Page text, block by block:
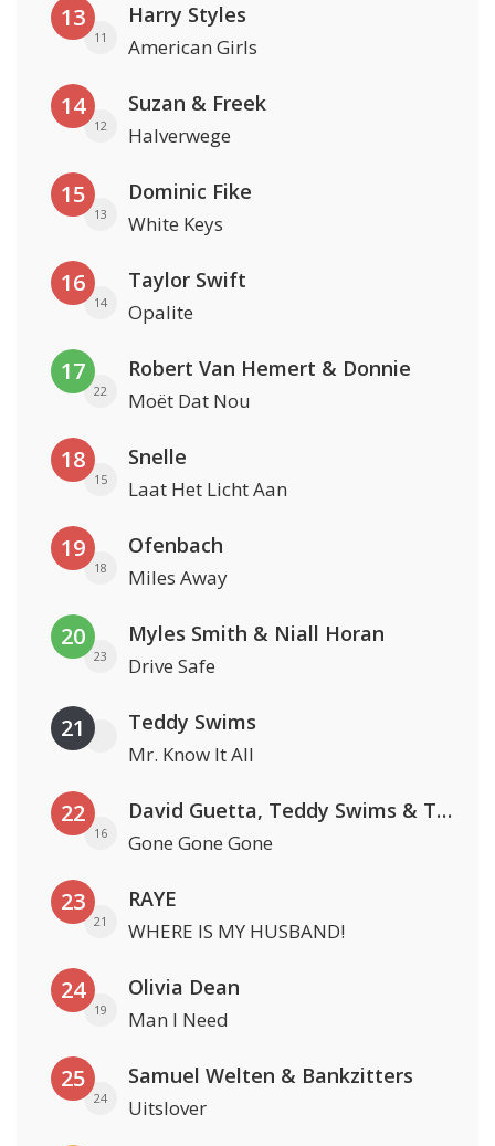
13
11
Harry Styles
American Girls
14
12
Suzan & Freek
Halverwege
15
13
Dominic Fike
White Keys
16
14
Taylor Swift
Opalite
17
22
Robert Van Hemert & Donnie
Moët Dat Nou
18
15
Snelle
Laat Het Licht Aan
19
18
Ofenbach
Miles Away
20
23
Myles Smith & Niall Horan
Drive Safe
21 Teddy Swims
Mr. Know It All
22
16
David Guetta, Teddy Swims & Tones And I
Gone Gone Gone
23
21
RAYE
WHERE IS MY HUSBAND!
24
19
Olivia Dean
Man I Need
25
24
Samuel Welten & Bankzitters
Uitslover